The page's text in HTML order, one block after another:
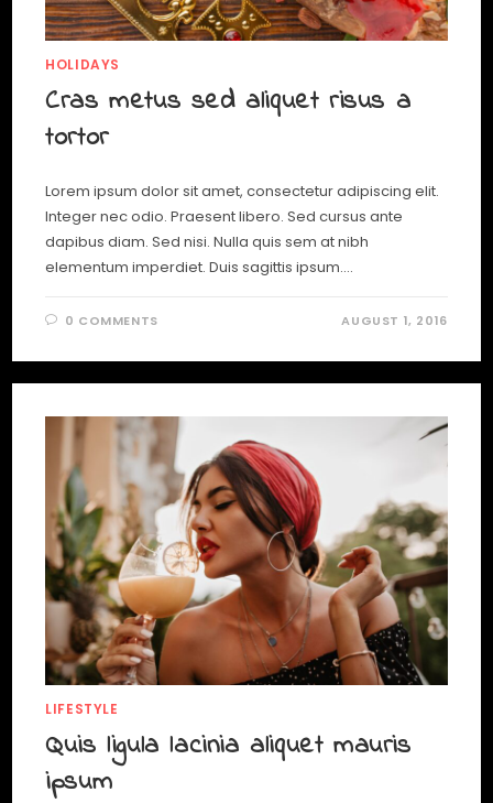
HOLIDAYS
Cras metus sed aliquet risus a
tortor
Lorem ipsum dolor sit amet, consectetur adipiscing elit.
Integer nec odio. Praesent libero. Sed cursus ante
dapibus diam. Sed nisi. Nulla quis sem at nibh
elementum imperdiet. Duis sagittis ipsum.…
0 COMMENTS AUGUST 1, 2016
LIFESTYLE
Quis ligula lacinia aliquet mauris
ipsum